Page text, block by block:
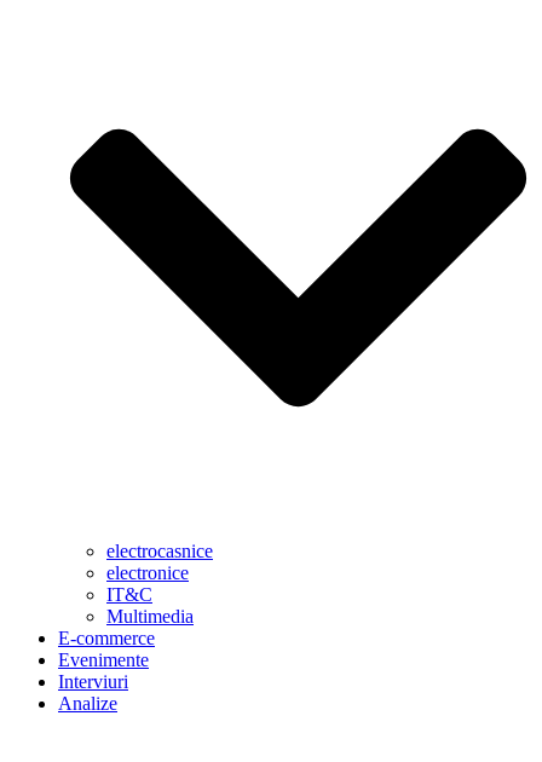
electrocasnice
electronice
IT&C
Multimedia
E-commerce
Evenimente
Interviuri
Analize